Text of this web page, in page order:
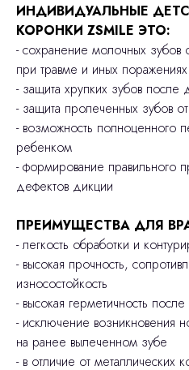
ИНДИВИДУАЛЬНЫЕ
КОРОНКИ ZSMILE ЭТО:
- сохранение молочных
при травме и иных поражениях
- защита хрупких зубов после
- защита пролеченных зубов
- возможность полноценного
ребенком
- формирование правильного
дефектов дикции
ПРЕИМУЩЕСТВА ДЛЯ
- легкость обработки и
- высокая прочность,
износостойкость
- высокая герметичность
- исключение возникновения
на ранее вылеченном зубе
- в отличие от металлических